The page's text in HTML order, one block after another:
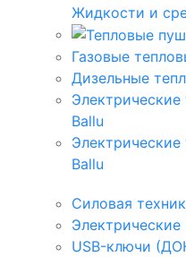
Жидкости и
Газовые
Дизельные
Ballu
Ballu
Силовая
Электрические
USB-ключи